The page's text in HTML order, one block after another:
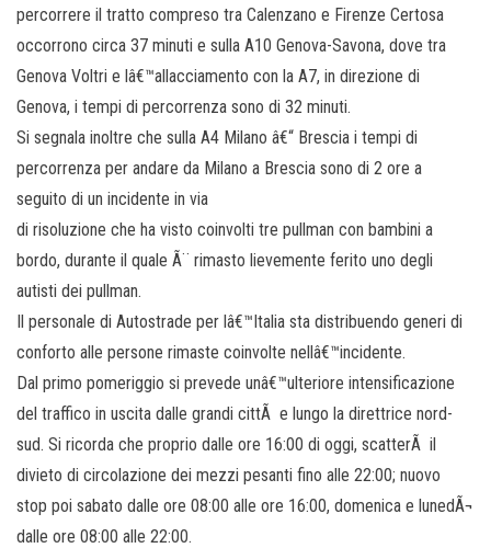
percorrere il tratto compreso tra Calenzano e Firenze Certosa
occorrono circa 37 minuti e sulla A10 Genova-Savona, dove tra
Genova Voltri e lâ€™allacciamento con la A7, in direzione di
Genova, i tempi di percorrenza sono di 32 minuti.
Si segnala inoltre che sulla A4 Milano â€“ Brescia i tempi di
percorrenza per andare da Milano a Brescia sono di 2 ore a
seguito di un incidente in via
di risoluzione che ha visto coinvolti tre pullman con bambini a
bordo, durante il quale Ã¨ rimasto lievemente ferito uno degli
autisti dei pullman.
Il personale di Autostrade per lâ€™Italia sta distribuendo generi di
conforto alle persone rimaste coinvolte nellâ€™incidente.
Dal primo pomeriggio si prevede unâ€™ulteriore intensificazione
del traffico in uscita dalle grandi cittÃ e lungo la direttrice nord-
sud. Si ricorda che proprio dalle ore 16:00 di oggi, scatterÃ il
divieto di circolazione dei mezzi pesanti fino alle 22:00; nuovo
stop poi sabato dalle ore 08:00 alle ore 16:00, domenica e lunedÃ¬
dalle ore 08:00 alle 22:00.